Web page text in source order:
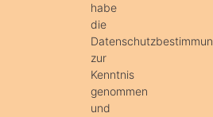
habe
die
zur
Kenntnis
genommen
und